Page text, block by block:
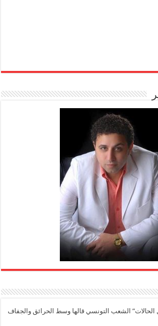
الشعب التونسي قالها وسط الحرائق والجفاف